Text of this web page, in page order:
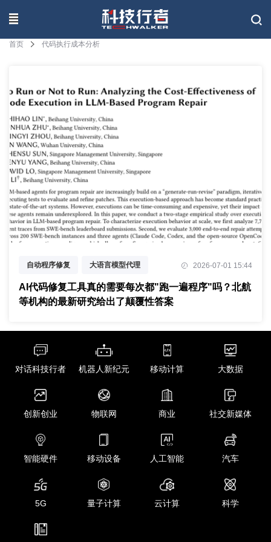
联系我们
首页 代码执行成本分析
自动程序修复 大语言模型代理
代码执行成本分析
2026-07-01 15:44
AI代码修复工具真的需要每次都"跑一遍程序"吗？北航
等机构的最新研究给出了颠覆性答案
对话科技行者 机器人新纪元 移动计算 大数据
创新创业 物联网 商业 社交新媒体
智能硬件 移动设备 人工智能 汽车
5G 量子计算 云计算 科学